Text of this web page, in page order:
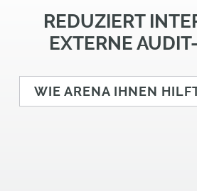
REDUZIERT
EXTERNE
WIE ARENA IHNEN